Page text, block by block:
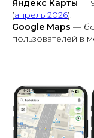
Яндекс Карты —
(апрель 2026).
Google Maps —
пользователей в